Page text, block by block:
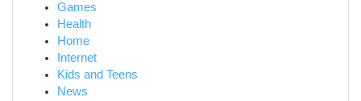
Games
Health
Home
Internet
Kids and Teens
News